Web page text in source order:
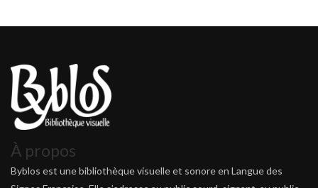
À propos
Byblos est une bibliothèque visuelle et sonore en Langue des